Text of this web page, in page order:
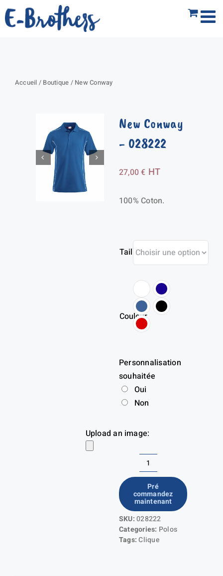
Passer
au
Accueil / Boutique / New Conway
New Conway
- 028222
27,00€ HT
100% Coton.
Taille
Couleur
Personnalisation
souhaitée
Oui
Non
Upload an image:
quantité
de
New
Conway
Pré
commandez
maintenant
SKU:028222
Categories: Polos
Tags:Clique